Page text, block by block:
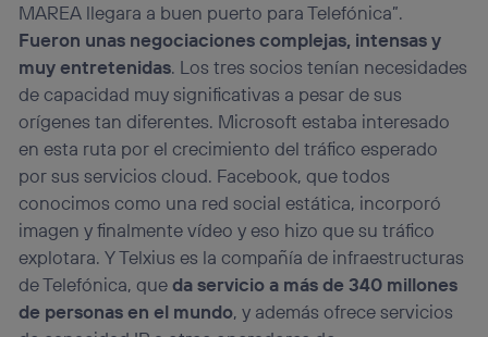
MAREA llegara a buen puerto para Telefónica”.
Fueron unas negociaciones complejas, intensas y
muy entretenidas. Los tres socios tenían necesidades
de capacidad muy significativas a pesar de sus
orígenes tan diferentes. Microsoft estaba interesado
en esta ruta por el crecimiento del tráfico esperado
por sus servicios cloud. Facebook, que todos
conocimos como una red social estática, incorporó
imagen y finalmente vídeo y eso hizo que su tráfico
explotara. Y Telxius es la compañía de infraestructuras
de Telefónica, queda servicio a más de 340 millones
de personas en el mundo, y además ofrece servicios